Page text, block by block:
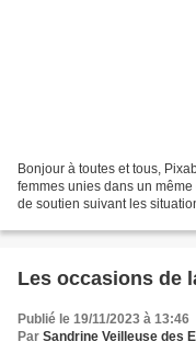
Bonjour à toutes et tous,
femmes unies dans un
de soutien suivant les
Les occasions de
Publié le 19/11/2023 à 13:46
Par Sandrine Veilleuse des